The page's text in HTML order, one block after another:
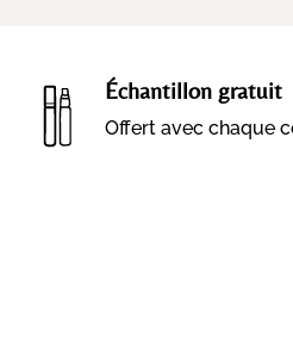
Échantillon gratuit
Offert avec chaque